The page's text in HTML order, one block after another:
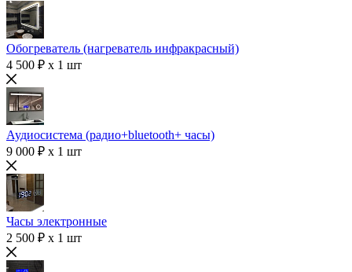
Обогреватель (нагреватель инфракрасный)
4 500 ₽ x 1 шт
Аудиосистема (радио+bluetooth+ часы)
9 000 ₽ x 1 шт
Часы электронные
2 500 ₽ x 1 шт